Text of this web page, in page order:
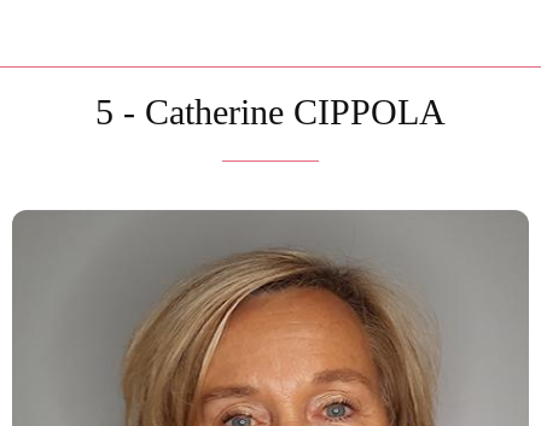
5 - Catherine CIPPOLA